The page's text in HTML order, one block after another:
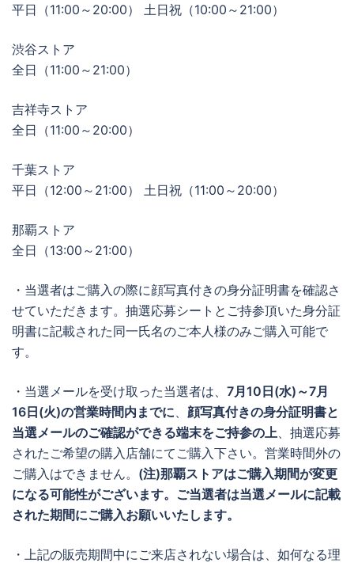
平日（11:00～20:00） 土日祝（10:00～21:00）
渋谷ストア
全日（11:00～21:00）
吉祥寺ストア
全日（11:00～20:00）
千葉ストア
平日（12:00～21:00） 土日祝（11:00～20:00）
那覇ストア
全日（13:00～21:00）
・当選者はご購入の際に顔写真付きの身分証明書を確認さ
せていただきます。抽選応募シートとご持参頂いた身分証
明書に記載された同一氏名のご本人様のみご購入可能で
す。
・当選メールを受け取った当選者は、 7月10日(水)～7月
16日(火)の営業時間内までに
顔写真付きの身分証明書と
当選メールのご確認ができる端末をご持参の上 、抽選応募
されたご希望の購入店舗にてご購入下さい。営業時間外の
ご購入はできません。 (注)那覇ストアはご購入期間が変更
になる可能性がございます。ご当選者は当選メールに記載
された期間にご購入お願いいたします。
・上記の販売期間中にご来店されない場合は、如何なる理